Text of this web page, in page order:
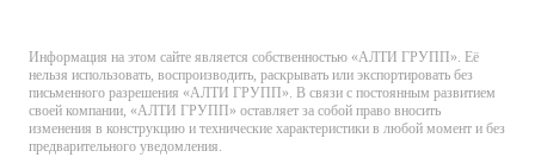
Информация на этом сайте является собственностью «АЛТИ ГРУПП». Её
нельзя использовать, воспроизводить, раскрывать или экспортировать без
письменного разрешения «АЛТИ ГРУПП». В связи с постоянным развитием
своей компании, «АЛТИ ГРУПП» оставляет за собой право вносить
изменения в конструкцию и технические характеристики в любой момент и без
предварительного уведомления.